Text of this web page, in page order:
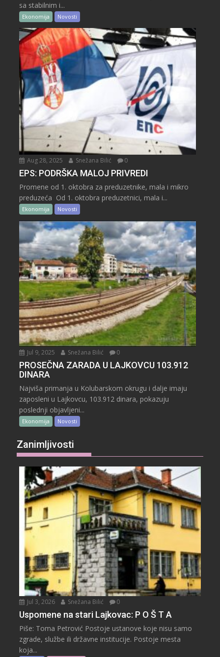
sa stabilnim i...
Ekonomija Novosti
Aug 28, 2025 Snežana Bilić 0
EPS: PODRŠKA MALOJ PRIVREDI
Promene od 1. oktobra za preduzetnike, mala i mikro
preduzeća Od 1. oktobra preduzetnici, mala i...
Ekonomija Novosti
Jul 9, 2025 Snežana Bilić 0
PROSEČNA ZARADA U LAJKOVCU 103.912
DINARA
Najviša primanja u Kolubarskom okrugu i dalje imaju
zaposleni u Lajkovcu, 103.912 dinara, pokazuju
poslednji objavljeni...
Ekonomija Novosti
Zanimljivosti
Jul 3, 2026 Snežana Bilić 0
Uspomene na stari Lajkovac: P O Š T A
Piše: Toma Petrović Postoje ustanove koje nisu samo
zgrade, službe ili državne institucije. Postoje mesta
koja...